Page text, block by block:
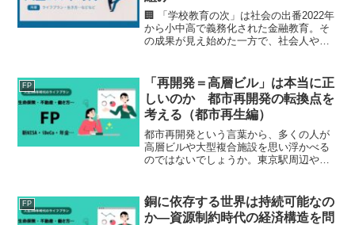
🏢 「学校教育の次」は社会の出番2022年
から小中高で義務化された金融教育。そ
の成果が見え始めた一方で、社会人やシ
新聞のアンケートでも、「金融教育を受
けたことがない」と答え...
FP
「再開発＝高層ビル」は本当に正
しいのか 都市再開発の転換点を
考える（都市再生編）
都市再開発という言葉から、多くの人が
高層ビルや大型複合施設を思い浮かべる
のではないでしょうか。東京駅周辺や虎
ました。こうした再開発は都市機能の向
上や経済活性化に大きく貢...
FP
銅に依存する世界は持続可能なの
か―資源制約時代の経済構造を問